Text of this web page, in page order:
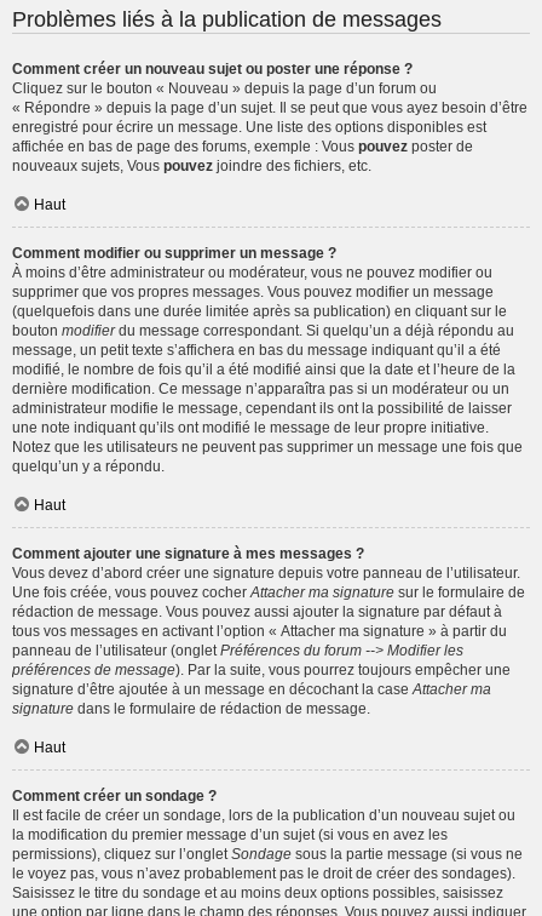
Problèmes liés à la publication de messages
Comment créer un nouveau sujet ou poster une réponse ?
Cliquez sur le bouton « Nouveau » depuis la page d’un forum ou
« Répondre » depuis la page d’un sujet. Il se peut que vous ayez besoin d’être
enregistré pour écrire un message. Une liste des options disponibles est
affichée en bas de page des forums, exemple : Vous pouvez poster de
nouveaux sujets, Vous pouvez joindre des fichiers, etc.
Haut
Comment modifier ou supprimer un message ?
À moins d’être administrateur ou modérateur, vous ne pouvez modifier ou
supprimer que vos propres messages. Vous pouvez modifier un message
(quelquefois dans une durée limitée après sa publication) en cliquant sur le
bouton modifierdu message correspondant. Si quelqu’un a déjà répondu au
message, un petit texte s’affichera en bas du message indiquant qu’il a été
modifié, le nombre de fois qu’il a été modifié ainsi que la date et l’heure de la
dernière modification. Ce message n’apparaîtra pas si un modérateur ou un
administrateur modifie le message, cependant ils ont la possibilité de laisser
une note indiquant qu’ils ont modifié le message de leur propre initiative.
Notez que les utilisateurs ne peuvent pas supprimer un message une fois que
quelqu’un y a répondu.
Haut
Comment ajouter une signature à mes messages ?
Vous devez d’abord créer une signature depuis votre panneau de l’utilisateur.
Une fois créée, vous pouvez cocher Attacher ma signature sur le formulaire de
rédaction de message. Vous pouvez aussi ajouter la signature par défaut à
tous vos messages en activant l’option « Attacher ma signature » à partir du
panneau de l’utilisateur (onglet Préférences du forum --> Modifier les
préférences de message). Par la suite, vous pourrez toujours empêcher une
signature d’être ajoutée à un message en décochant la case Attacher ma
signature dans le formulaire de rédaction de message.
Haut
Comment créer un sondage ?
Il est facile de créer un sondage, lors de la publication d’un nouveau sujet ou
la modification du premier message d’un sujet (si vous en avez les
permissions), cliquez sur l’onglet Sondage sous la partie message (si vous ne
le voyez pas, vous n’avez probablement pas le droit de créer des sondages).
Saisissez le titre du sondage et au moins deux options possibles, saisissez
une option par ligne dans le champ des réponses. Vous pouvez aussi indiquer